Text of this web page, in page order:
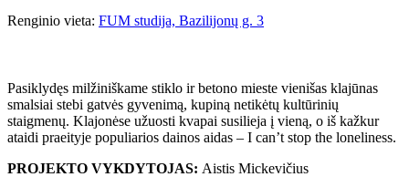
Renginio vieta: FUM studija, Bazilijonų g. 3
Pasiklydęs milžiniškame stiklo ir betono mieste vienišas klajūnas
smalsiai stebi gatvės gyvenimą, kupiną netikėtų kultūrinių
staigmenų. Klajonėse užuosti kvapai susilieja į vieną, o iš kažkur
ataidi praeityje populiarios dainos aidas – I can’t stop the loneliness.
PROJEKTO VYKDYTOJAS: Aistis Mickevičius